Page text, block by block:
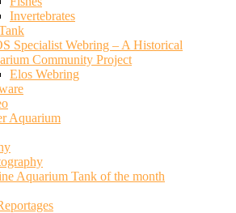
Invertebrates
Specialist Webring – A Historical
Community Project
Elos Webring
Aquarium
Aquarium Tank of the month